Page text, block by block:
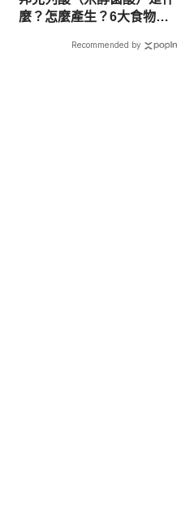
麼？怎麼產生？6大食物易
Recommended by